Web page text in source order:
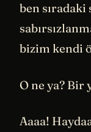
ben
bizim kendi
O ne ya? Bir
Aaaa!